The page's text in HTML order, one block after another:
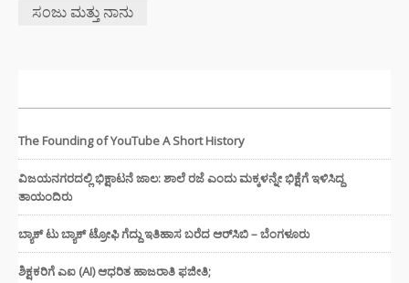
ಸಂಜು ಮತ್ತು ನಾನು
The Founding of YouTube A Short History
ವಿಜಯನಗರದಲ್ಲಿ ಭಿಕ್ಷಾಟನೆ ಜಾಲ: ಶಾಲೆ ರಜೆ ಎಂದು ಮಕ್ಕಳನ್ನೇ ಭಿಕ್ಷೆಗೆ ಇಳಿಸಿದ್ದ
ತಾಯಂದಿರು
ಬ್ಯಾಕ್ ಟು ಬ್ಯಾಕ್ ಟ್ರೋಫಿ ಗೆದ್ದು ಇತಿಹಾಸ ಬರೆದ ಆರ್‌ಸಿಬಿ – ಬೆಂಗಳೂರು
ಶಿಕ್ಷಕರಿಗೆ ಎಐ (AI) ಆಧರಿತ ಹಾಜರಾತಿ ಫಜೀತಿ;